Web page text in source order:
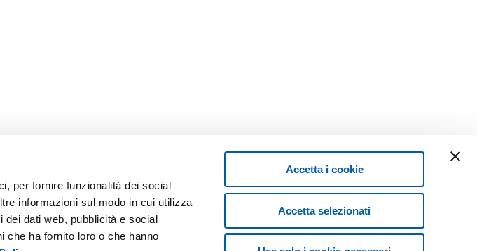
per fornire funzionalità dei social
informazioni sul modo in cui utilizza
dati web, pubblicità e social
che ha fornito loro o che hanno
Accetta i cookie
Accetta selezionati